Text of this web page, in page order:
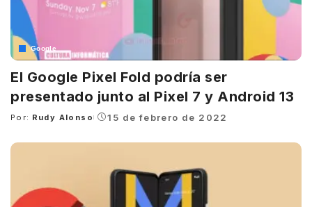
Google
El Google Pixel Fold podría ser
presentado junto al Pixel 7 y Android 13
Posted
Por: Rudy Alonso 15 de febrero de 2022